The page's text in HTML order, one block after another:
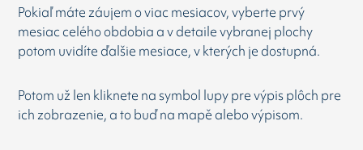
Pokiaľ máte záujem o viac mesiacov, vyberte prvý
mesiac celého obdobia a v detaile vybranej plochy
potom uvidíte ďalšie mesiace, v kterých je dostupná.
Potom už len kliknete na symbol lupy pre výpis plôch pre
ich zobrazenie, a to buď na mapě alebo výpisom.